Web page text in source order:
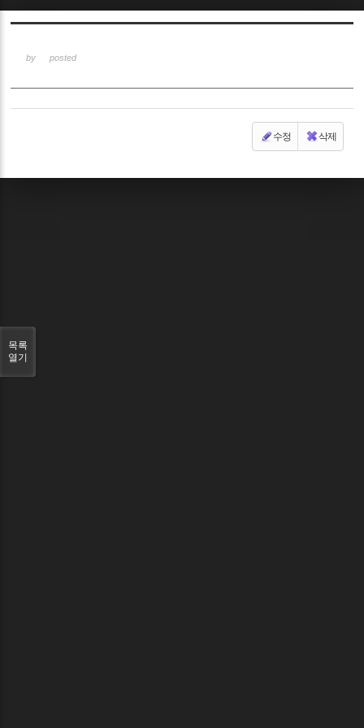
by posted
수정 삭제
목록
열기
Sketchbook5, 스케치북5
Sketchbook5, 스케치북5